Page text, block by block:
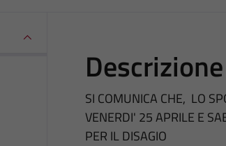
Descrizione
SI COMUNICA CHE, LO
VENERDI' 25 APRILE E
PER IL DISAGIO